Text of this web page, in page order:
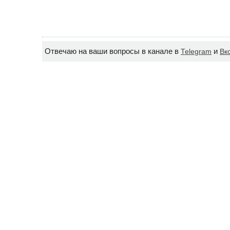
Отвечаю на ваши вопросы в канале в Telegram и